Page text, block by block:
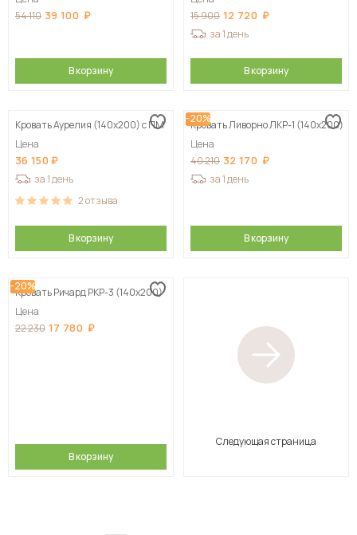
54 110 39 100
В корзину
15 900 12 720
за 1 день
В корзину
Кровать Аурелия (140х200) с ПМ
Цена
36 150
за 1 день
2отзыва
В корзину
-20%
Кровать Ливорно ЛКР-1 (140х200)
Цена
40 210 32 170
за 1 день
В корзину
-20%
Кровать Ричард РКР-3 (140х200)
Цена
22 230 17 780
В корзину
Следующая страница